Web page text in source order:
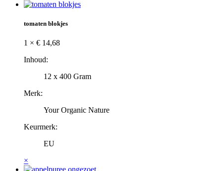
tomaten blokjes
1 × € 14,68
Inhoud:
12 x 400 Gram
Merk:
Your Organic Nature
Keurmerk:
EU
×